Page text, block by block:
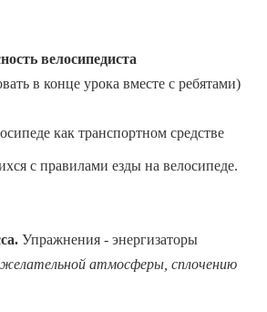
велосипедиста
в конце урока вместе с ребятами)
как транспортном средстве
с правилами езды на велосипеде.
Упражнения - энергизаторы
атмосферы, сплочению